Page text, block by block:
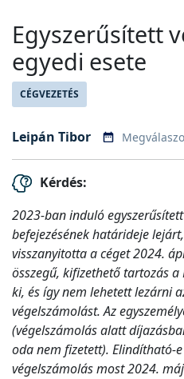
Egyszerűsített
egyedi esete
CÉGVEZETÉS
Leipán Tibor
Kérdés:
2023-ban induló
befejezésének határideje
visszanyitotta a céget 2024.
összegű, kifizethető tartozás
ki, és így nem lehetett lezárni
végelszámolást. Az
(végelszámolás alatt
oda nem fizetett). Elindítható-
végelszámolás most 2024.